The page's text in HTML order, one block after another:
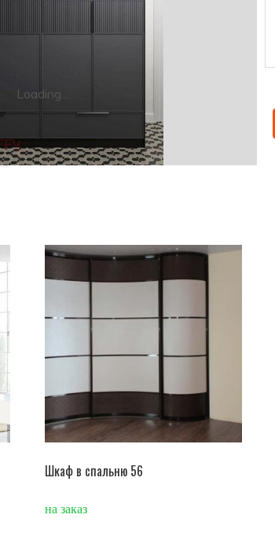
Loading...
Шкаф в спальню 56
на заказ